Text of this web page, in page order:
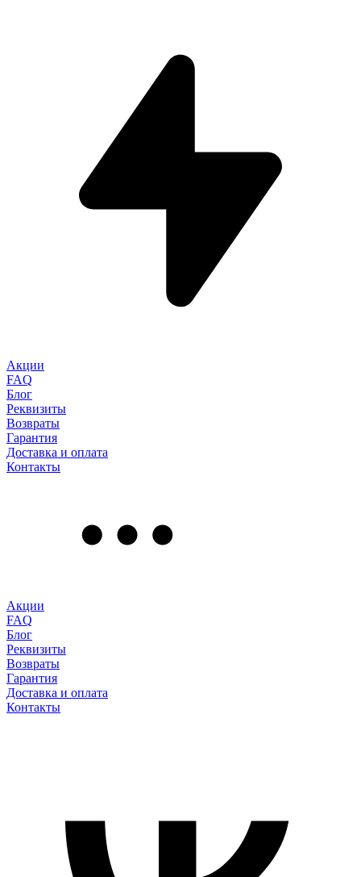
Акции
FAQ
Блог
Реквизиты
Возвраты
Гарантия
Доставка и оплата
Контакты
Акции
FAQ
Блог
Реквизиты
Возвраты
Гарантия
Доставка и оплата
Контакты